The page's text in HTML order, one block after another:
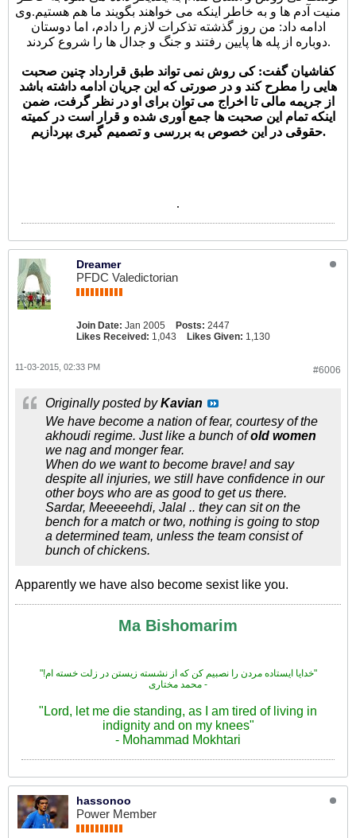
منیت آدم ها و به خاطر اینکه می خواهند بگویند ما هم هستیم.وی
ادامه داد: من روز گذشته تذکرات لازم را دادم، اما دوستان
دوباره از پله ها پایین رفتند و جنگ و جدال ها را شروع کردند.
کفاشیان گفت: کی روش نمی تواند طبق قرارداد چنین صحبت
هایی را مطرح کند و در صورتی که این جریان ادامه داشته باشد
از جریمه مالی تا اخراج می توان برای او در نظر گرفت، ضمن
اینکه تمام این صحبت ها جمع آوری شده و قرار است در کمیته
حقوقی در این خصوص به بررسی و تصمیم گیری بپردازیم.
.
Dreamer
PFDC Valedictorian
Join Date: Jan 2005 Posts: 2447
Likes Received: 1,043 Likes Given: 1,130
#6006
11-03-2015, 02:33 PM
Originally posted byKavian
We have become a nation of fear, courtesy of the
akhoudi regime. Just like a bunch ofold women
we nag and monger fear.
When do we want to become brave! and say
despite all injuries, we still have confidence in our
other boys who are as good to get us there.
Sardar, Meeeeehdi, Jalal .. they can sit on the
bench for a match or two, nothing is going to stop
a determined team, unless the team consist of
bunch of chickens.
Apparently we have also become sexist like you.
Ma Bishomarim
"!خدایا ایستاده مردن را نصبیم کن که از نشسته زیستن در زلت خسته ام"
محمد مختاری -
"Lord, let me die standing, as I am tired of living in
indignity and on my knees"
- Mohammad Mokhtari
hassonoo
Power Member